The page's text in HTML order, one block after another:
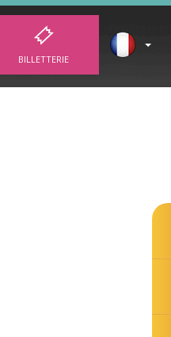
BILLETTERIE